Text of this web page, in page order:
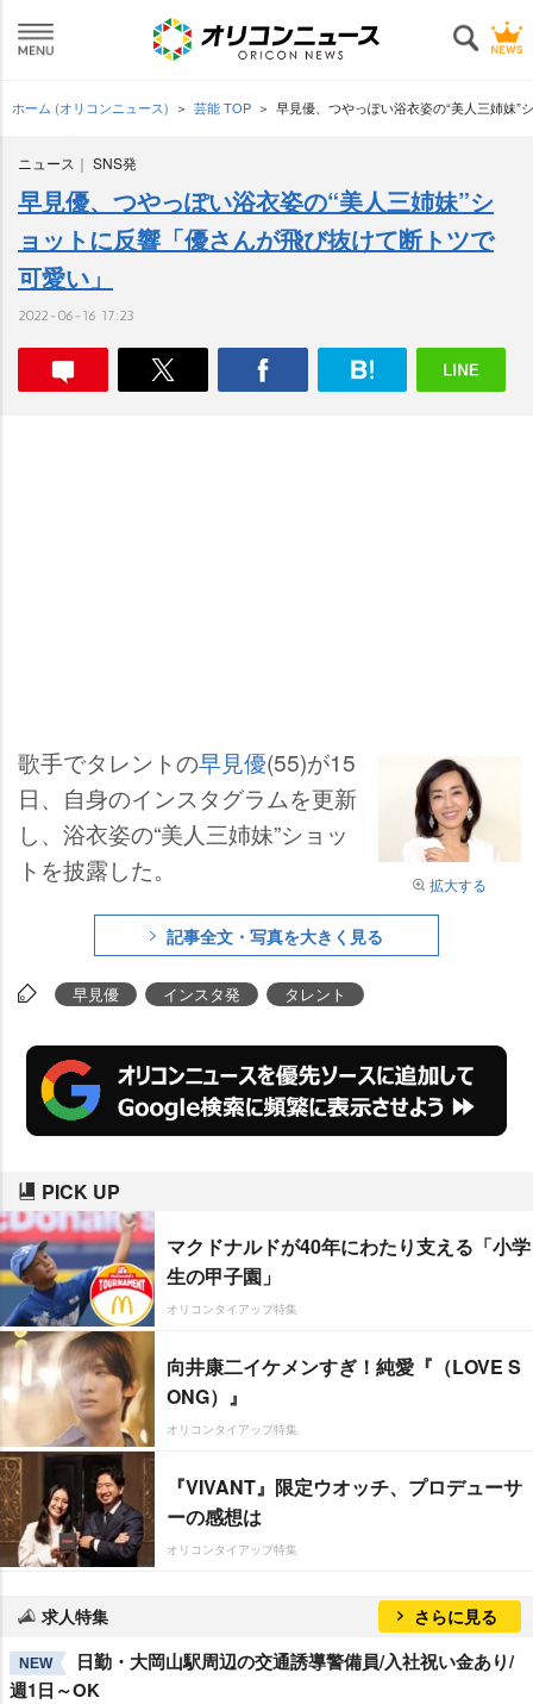
ホーム (オリコンニュース) 芸能 TOP 早見優、つやっぽい浴衣姿の“美人三姉妹”
ニュース SNS発
早見優、つやっぽい浴衣姿の“美人三姉妹”シ
ョットに反響「優さんが飛び抜けて断トツで
可愛い」
2022-06-16 17:23
拡大する
歌手でタレントの早見優(55)が15
日、自身のインスタグラムを更新
し、浴衣姿の“美人三姉妹”ショッ
トを披露した。
記事全文・写真を大きく見る
早見優 インスタ発 タレント
PICK UP
マクドナルドが40年にわたり支える「小学
生の甲子園」
オリコンタイアップ特集
向井康二イケメンすぎ！純愛『（LOVE S
ONG）』
オリコンタイアップ特集
『VIVANT』限定ウオッチ、プロデューサ
ーの感想は
オリコンタイアップ特集
求人特集 さらに見る
NEW
日勤・大岡山駅周辺の交通誘導警備員/入社祝い金あり/
週1日～OK